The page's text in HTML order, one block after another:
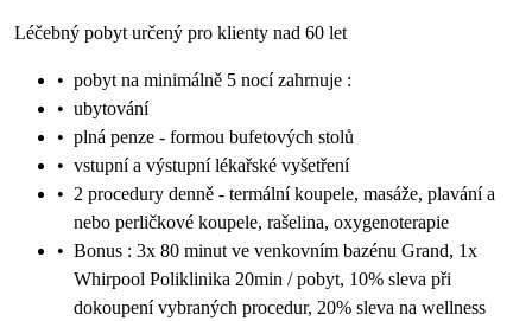
Léčebný pobyt určený pro klienty nad 60 let
• pobyt na minimálně 5 nocí zahrnuje :
• ubytování
• plná penze - formou bufetových stolů
• vstupní a výstupní lékařské vyšetření
• 2 procedury denně - termální koupele, masáže, plavání a
nebo perličkové koupele, rašelina, oxygenoterapie
• Bonus : 3x 80 minut ve venkovním bazénu Grand, 1x
Whirpool Poliklinika 20min / pobyt, 10% sleva při
dokoupení vybraných procedur, 20% sleva na wellness